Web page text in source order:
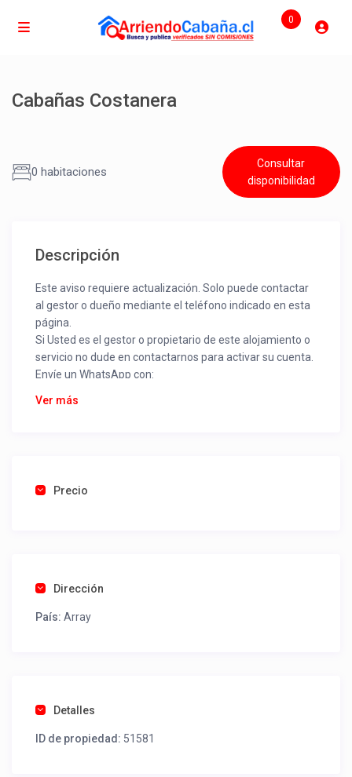
0
Cabañas Costanera
0 habitaciones
Consultar
disponibilidad
Descripción
Este aviso requiere actualización. Solo puede contactar
al gestor o dueño mediante el teléfono indicado en esta
página.
Si Usted es el gestor o propietario de este alojamiento o
servicio no dude en contactarnos para activar su cuenta.
Envíe un WhatsApp con:
Nombre alojamiento o servicio
Una foto de cuenta de luz o agua o gas que acredite
como un profesional sin COMISIONES ni ESTAFAS.
Tel contacto propiedad:
Ver más
Precio
Dirección
País: Array
Detalles
ID de propiedad: 51581